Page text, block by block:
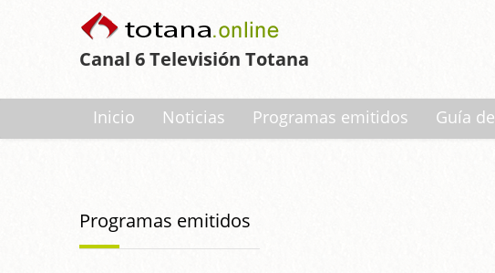
Canal 6 Televisión Totana
Inicio Noticias Programas emitidos Guía
Programas emitidos